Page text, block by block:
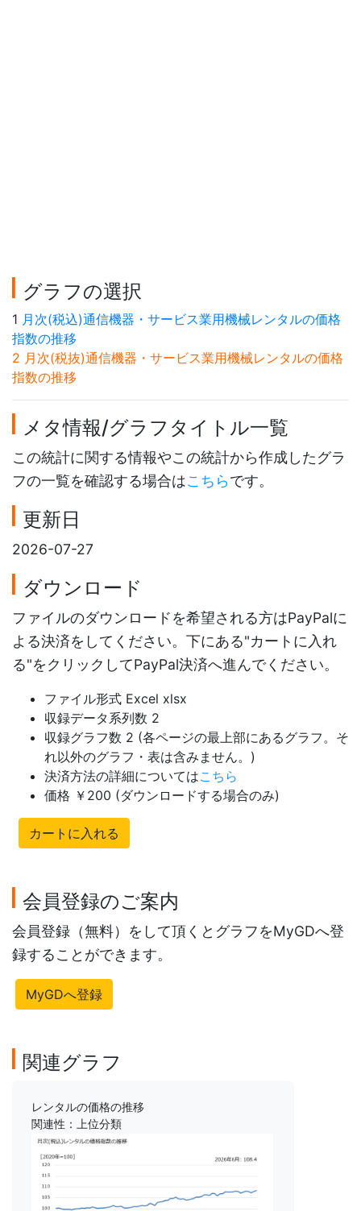
グラフの選択
1 月次(税込)通信機器・サービス業用機械レンタルの価格
指数の推移
2 月次(税抜)通信機器・サービス業用機械レンタルの価格
指数の推移
メタ情報/グラフタイトル一覧
この統計に関する情報やこの統計から作成したグラ
フの一覧を確認する場合はこちらです。
更新日
2026-07-27
ダウンロード
ファイルのダウンロードを希望される方はPayPalに
よる決済をしてください。下にある"カートに入れ
る"をクリックしてPayPal決済へ進んでください。
ファイル形式 Excel xlsx
収録データ系列数 2
収録グラフ数 2 (各ページの最上部にあるグラフ。そ
れ以外のグラフ・表は含みません。)
決済方法の詳細についてはこちら
価格 ￥200 (ダウンロードする場合のみ)
カートに入れる
会員登録のご案内
会員登録（無料）をして頂くとグラフをMyGDへ登
録することができます。
MyGDへ登録
関連グラフ
レンタルの価格の推移
関連性：上位分類